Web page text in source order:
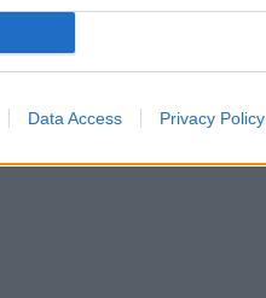
Data Access Privacy Policy